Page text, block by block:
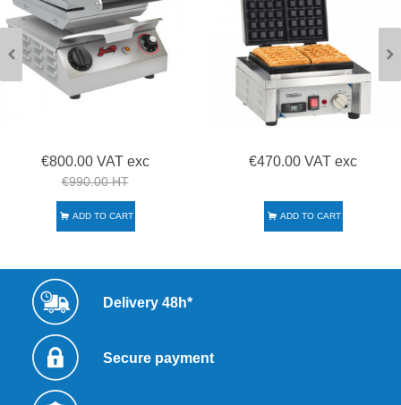
€800.00 VAT exc
€990.00 HT
ADD TO CART
€470.00 VAT exc
ADD TO CART
Delivery 48h*
Secure payment